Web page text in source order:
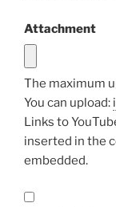
Attachment
The maximum
You can upload:
Links to
inserted in the
embedded.